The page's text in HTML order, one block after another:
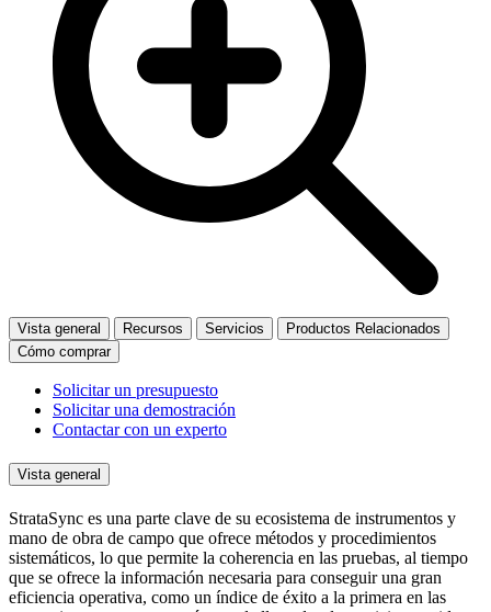
Vista general Recursos Servicios
Productos Relacionados
Cómo comprar
Solicitar un presupuesto
Solicitar una demostración
Contactar con un experto
Vista general
StrataSync es una parte clave de su ecosistema de instrumentos y
mano de obra de campo que ofrece métodos y procedimientos
sistemáticos, lo que permite la coherencia en las pruebas, al tiempo
que se ofrece la información necesaria para conseguir una gran
eficiencia operativa, como un índice de éxito a la primera en las